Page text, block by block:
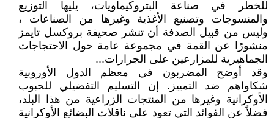
للخطر في صناعة البتروكيماويات، يليها التوزيع
والمنسوجات وتصنيع الأغذية وغيرها من الصناعات ،
وليس من قبيل الصدفة أن تنشر صحيفة بروكسل تايمز
منشورًا عن القمة في مجموعة عامة حول الاحتجاجات
الجماهيرية للمزارعين على الجرارات...
وقد أوضح المضربون في معظم الدول الأوروبية
شكاواهم ضد التمييز. إن التسليم التفضيلي للحبوب
الأوكرانية وغيرها من المنتجات الزراعية من هذا البلد،
فضلاً عن الفوائد التي تعود على ناقلات البضائع الأوكرانية